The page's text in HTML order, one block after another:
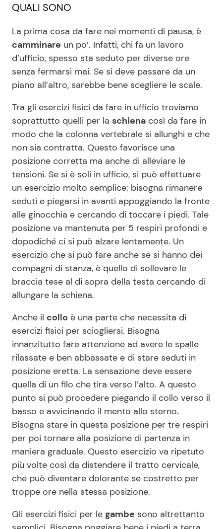
Redazione
Contattaci
Pubblicità
Privacy Policy
QUALI SONO
La prima cosa da fare nei momenti di pausa, è
camminare un po’. Infatti, chi fa un lavoro
d’ufficio, spesso sta seduto per diverse ore
senza fermarsi mai. Se si deve passare da un
piano all’altro, sarebbe bene scegliere le scale.
Tra gli esercizi fisici da fare in ufficio troviamo
soprattutto quelli per la schiena così da fare in
modo che la colonna vertebrale si allunghi e che
non sia contratta. Questo favorisce una
posizione corretta ma anche di alleviare le
tensioni. Se si è soli in ufficio, si può effettuare
un esercizio molto semplice: bisogna rimanere
seduti e piegarsi in avanti appoggiando la fronte
alle ginocchia e cercando di toccare i piedi. Tale
posizione va mantenuta per 5 respiri profondi e
dopodiché ci si può alzare lentamente. Un
esercizio che si può fare anche se si hanno dei
compagni di stanza, è quello di sollevare le
braccia tese al di sopra della testa cercando di
allungare la schiena.
Anche il collo è una parte che necessita di
esercizi fisici per sciogliersi. Bisogna
innanzitutto fare attenzione ad avere le spalle
rilassate e ben abbassate e di stare seduti in
posizione eretta. La sensazione deve essere
quella di un filo che tira verso l’alto. A questo
punto si può procedere piegando il collo verso il
basso e avvicinando il mento allo sterno.
Bisogna stare in questa posizione per tre respiri
per poi tornare alla posizione di partenza in
maniera graduale. Questo esercizio va ripetuto
più volte così da distendere il tratto cervicale,
che può diventare dolorante se costretto per
troppe ore nella stessa posizione.
Gli esercizi fisici per le gambe sono altrettanto